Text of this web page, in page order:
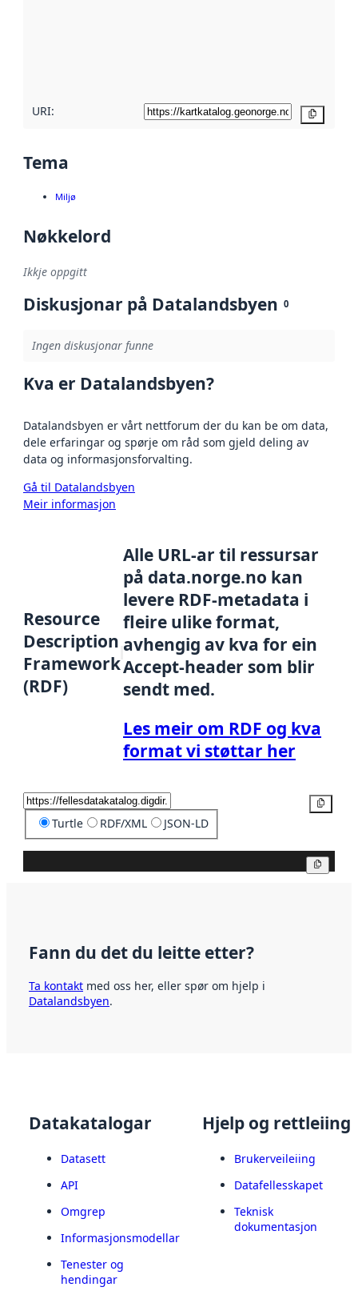
URI:
Tema
Miljø
Nøkkelord
Ikkje oppgitt
Diskusjonar på Datalandsbyen 0
Ingen diskusjonar funne
Kva er Datalandsbyen?
Datalandsbyen er vårt nettforum der du kan be om data,
dele erfaringar og spørje om råd som gjeld deling av
data og informasjonsforvalting.
Gå til Datalandsbyen
Meir informasjon
Resource
Description
Framework
(RDF)
Alle URL-ar til ressursar
på data.norge.no kan
levere RDF-metadata i
fleire ulike format,
avhengig av kva for ein
Accept-header som blir
sendt med.
Les meir om RDF og kva
format vi støttar her
Turtle RDF/XML JSON-LD
Fann du det du leitte etter?
Ta kontakt med oss her, eller spør om hjelp i
Datalandsbyen.
Datakatalogar
Datasett
API
Omgrep
Informasjonsmodellar
Tenester og
hendingar
Hjelp og rettleiing
Brukerveileiing
Datafellesskapet
Teknisk
dokumentasjon